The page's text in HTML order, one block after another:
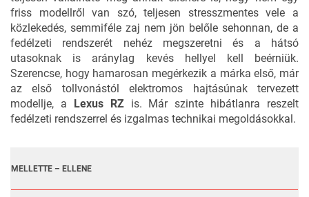
friss modellről van szó, teljesen stresszmentes vele a
közlekedés, semmiféle zaj nem jön belőle sehonnan, de a
fedélzeti rendszerét nehéz megszeretni és a hátsó
utasoknak is aránylag kevés hellyel kell beérniük.
Szerencse, hogy hamarosan megérkezik a márka első, már
az első tollvonástól elektromos hajtásúnak tervezett
modellje, a Lexus RZis. Már szinte hibátlanra reszelt
fedélzeti rendszerrel és izgalmas technikai megoldásokkal.
MELLETTE – ELLENE